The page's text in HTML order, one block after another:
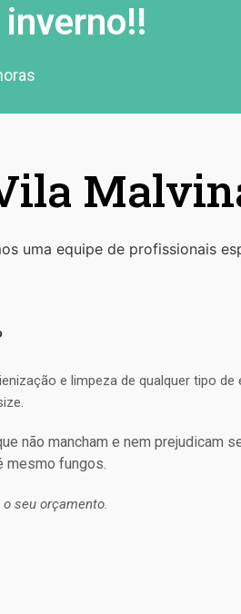
uma equipe de profissionais
e limpeza de qualquer tipo
não mancham e nem prejudicam
mesmo fungos.
seu orçamento.